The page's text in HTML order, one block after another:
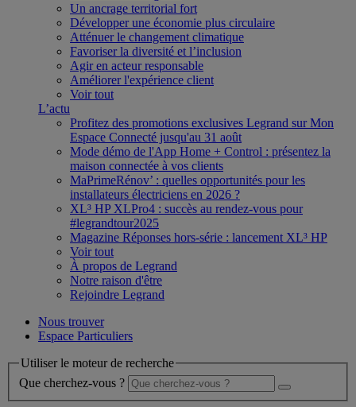
Un ancrage territorial fort
Développer une économie plus circulaire
Atténuer le changement climatique
Favoriser la diversité et l’inclusion
Agir en acteur responsable
Améliorer l'expérience client
Voir tout
L’actu
Profitez des promotions exclusives Legrand sur Mon
Espace Connecté jusqu'au 31 août
Mode démo de l'App Home + Control : présentez la
maison connectée à vos clients
MaPrimeRénov’ : quelles opportunités pour les
installateurs électriciens en 2026 ?
XL³ HP XLPro4 : succès au rendez-vous pour
#legrandtour2025
Magazine Réponses hors-série : lancement XL³ HP
Voir tout
À propos de Legrand
Notre raison d'être
Rejoindre Legrand
Nous trouver
Espace Particuliers
Utiliser le moteur de recherche
Que cherchez-vous ?